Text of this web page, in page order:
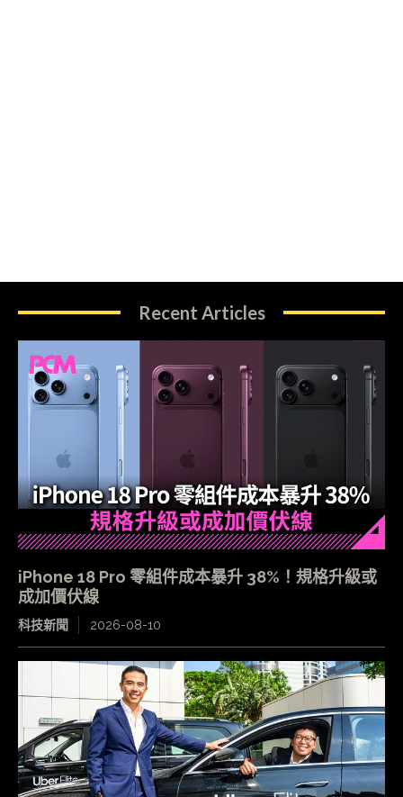
Recent Articles
iPhone 18 Pro 零組件成本暴升 38%！規格升級或
成加價伏線
科技新聞 2026-08-10